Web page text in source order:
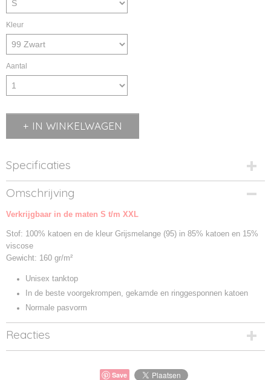
Kleur
Aantal
IN WINKELWAGEN
Specificaties
Productcode
NW029367-99
Productcode leverancier
Omschrijving
Verkrijgbaar in de maten S t/m XXL
Stof: 100% katoen en de kleur Grijsmelange (95) in 85% katoen en 15%
viscose
Gewicht: 160 gr/m²
Unisex tanktop
In de beste voorgekrompen, gekamde en ringgesponnen katoen
Normale pasvorm
Reacties
Save